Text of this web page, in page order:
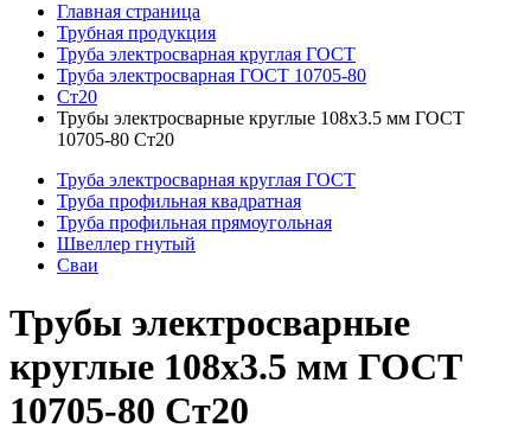
Главная страница
Трубная продукция
Труба электросварная круглая ГОСТ
Труба электросварная ГОСТ 10705-80
Ст20
Трубы электросварные круглые 108x3.5 мм ГОСТ
10705-80 Ст20
Труба электросварная круглая ГОСТ
Труба профильная квадратная
Труба профильная прямоугольная
Швеллер гнутый
Сваи
Трубы электросварные
круглые 108x3.5 мм ГОСТ
10705-80 Ст20